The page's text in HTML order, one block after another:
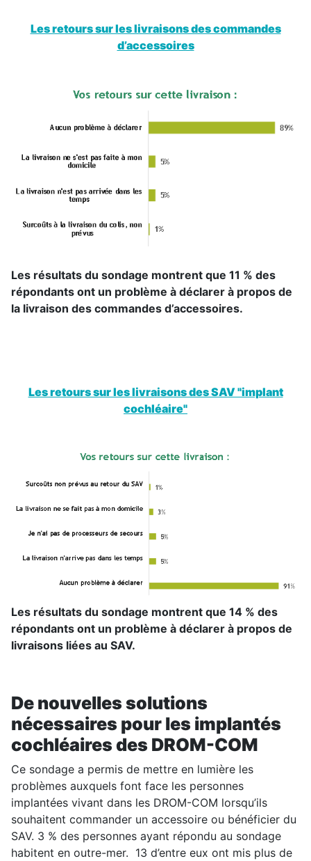
Les retours sur les livraisons des commandes
d’accessoires
Les résultats du sondage montrent que 11 % des
répondants ont un problème à déclarer à propos de
la livraison des commandes d’accessoires.
Les retours sur les livraisons des SAV "implant
cochléaire"
Les résultats du sondage montrent que 14 % des
répondants ont un problème à déclarer à propos de
livraisons liées au SAV.
De nouvelles solutions
nécessaires pour les implantés
cochléaires des DROM-COM
Ce sondage a permis de mettre en lumière les
problèmes auxquels font face les personnes
implantées vivant dans les DROM-COM lorsqu’ils
souhaitent commander un accessoire ou bénéficier du
SAV. 3 % des personnes ayant répondu au sondage
habitent en outre-mer. 13 d’entre eux ont mis plus de